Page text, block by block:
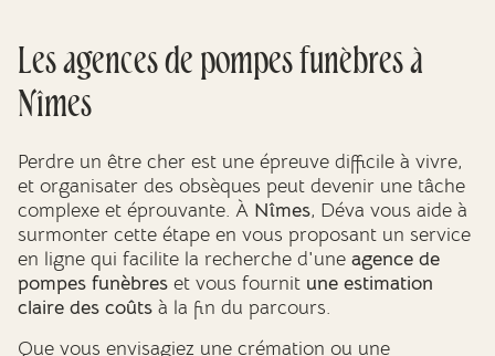
Les agences de pompes funèbresà
Nîmes
Perdre un être cher est une épreuve difficile à vivre,
et organisater des obsèques peut devenir une tâche
complexe et éprouvante. À Nîmes, Déva vous aide à
surmonter cette étape en vous proposant un service
en ligne qui facilite la recherche d'une agence de
pompes funèbres et vous fournit une estimation
claire des coûts à la fin du parcours.
Que vous envisagiez une crémation ou une